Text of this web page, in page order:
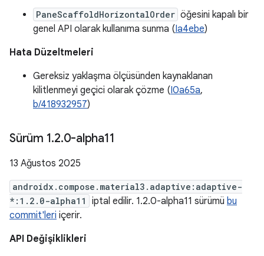
PaneScaffoldHorizontalOrder öğesini kapalı bir
genel API olarak kullanıma sunma (Ia4ebe)
Hata Düzeltmeleri
Gereksiz yaklaşma ölçüsünden kaynaklanan
kilitlenmeyi geçici olarak çözme (I0a65a,
b/418932957)
Sürüm 1.2.0-alpha11
13 Ağustos 2025
androidx.compose.material3.adaptive:adaptive-
*:1.2.0-alpha11
iptal edilir. 1.2.0-alpha11 sürümü bu
commit'leri içerir.
API Değişiklikleri